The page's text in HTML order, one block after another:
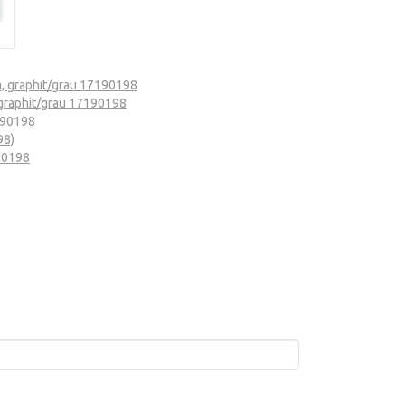
graphit/grau 17190198
grau 17190198